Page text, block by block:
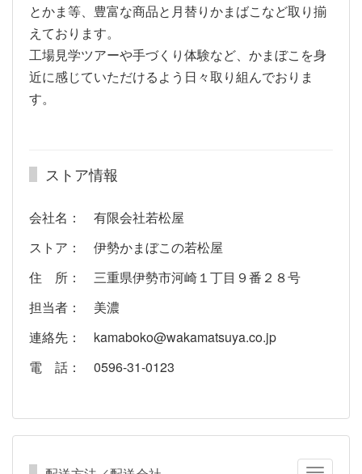
とかま等、豊富な商品と月替りかまばこなど取り揃
えております。
工場見学ツアーや手づくり体験など、かまぼこを身
近に感じていただけるよう日々取り組んでおりま
す。
ストア情報
会社名： 有限会社若松屋
ストア： 伊勢かまぼこの若松屋
住 所： 三重県伊勢市河崎１丁目９番２８号
担当者： 美濃
連絡先： kamaboko@wakamatsuya.co.jp
電 話： 0596-31-0123